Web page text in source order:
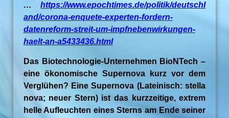
…https://www.epochtimes.de/politik/deutschl
and/corona-enquete-experten-fordern-
datenreform-streit-um-impfnebenwirkungen-
haelt-an-a5433436.html
Das Biotechnologie-Unternehmen BioNTech –
eine ökonomische Supernova kurz vor dem
Verglühen? Eine Supernova (Lateinisch: stella
nova; neuer Stern) ist das kurzzeitige, extrem
helle Aufleuchten eines Sterns am Ende seiner